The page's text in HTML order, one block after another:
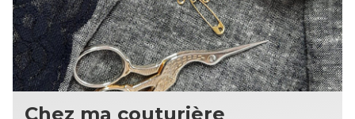
Chez ma couturière